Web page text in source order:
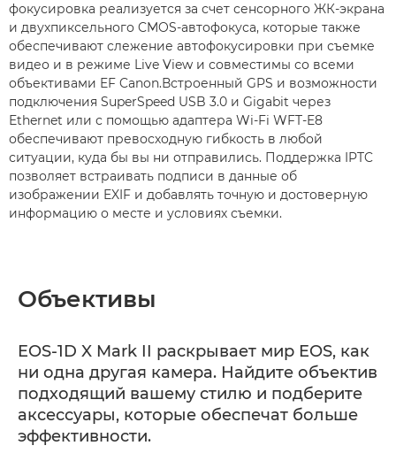
фокусировка реализуется за счет сенсорного ЖК-экрана
и двухпиксельного CMOS-автофокуса, которые также
обеспечивают слежение автофокусировки при съемке
видео и в режиме Live View и совместимы со всеми
объективами EF Canon.Встроенный GPS и возможности
подключения SuperSpeed USB 3.0 и Gigabit через
Ethernet или с помощью адаптера Wi-Fi WFT-E8
обеспечивают превосходную гибкость в любой
ситуации, куда бы вы ни отправились. Поддержка IPTC
позволяет встраивать подписи в данные об
изображении EXIF и добавлять точную и достоверную
информацию о месте и условиях съемки.
Объективы
EOS-1D X Mark II раскрывает мир EOS, как
ни одна другая камера. Найдите объектив
подходящий вашему стилю и подберите
аксессуары, которые обеспечат больше
эффективности.